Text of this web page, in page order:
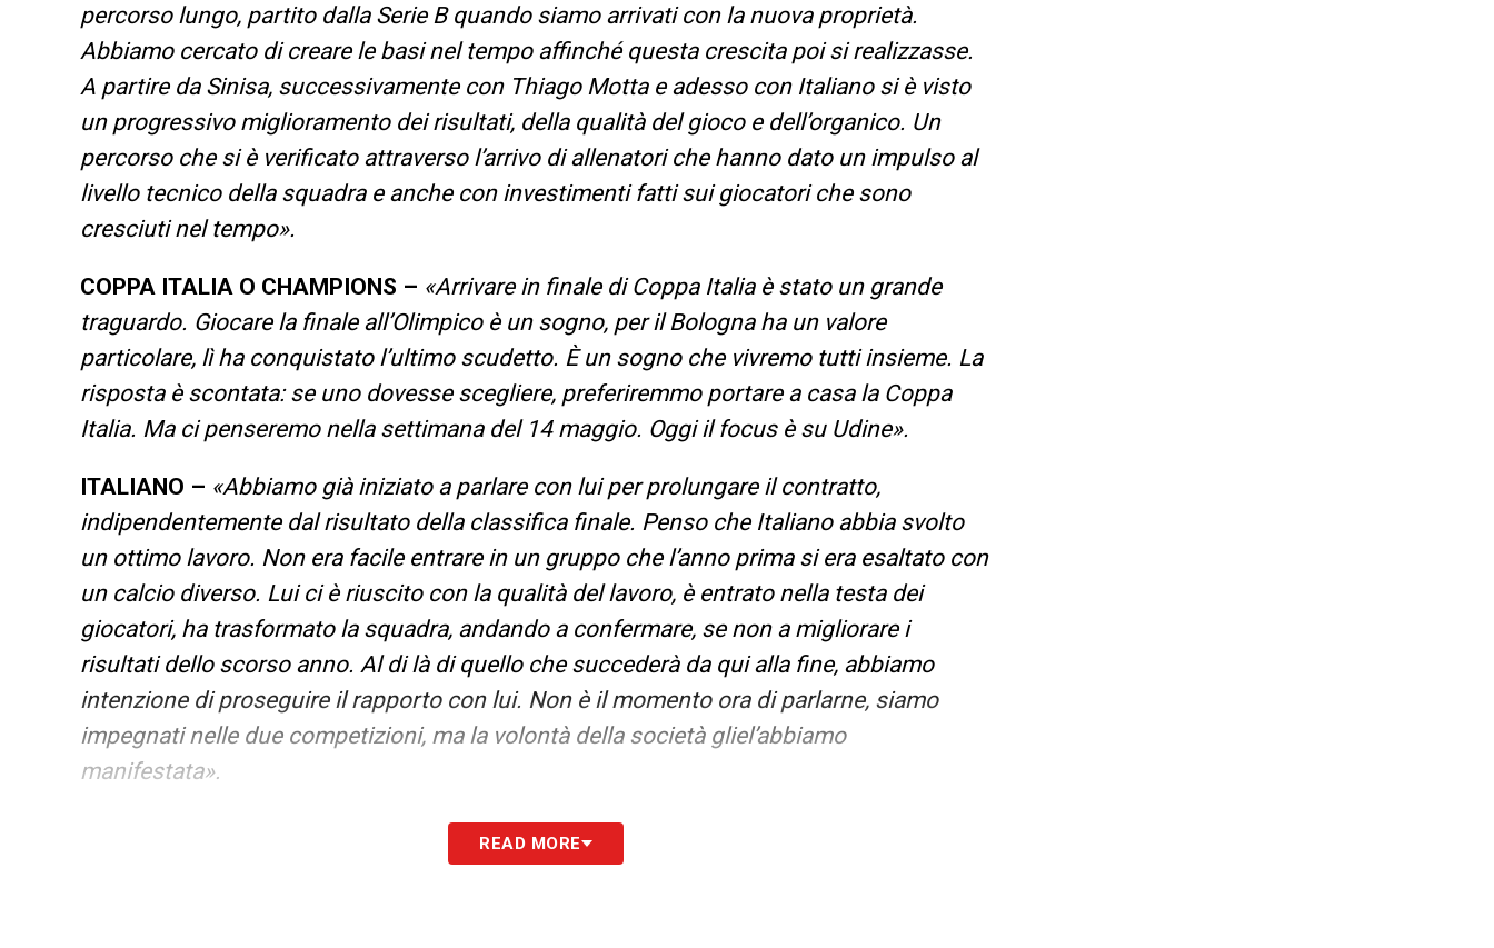
percorso lungo, partito dalla Serie B quando siamo arrivati con la nuova proprietà.
Abbiamo cercato di creare le basi nel tempo affinché questa crescita poi si realizzasse.
A partire da Sinisa, successivamente con Thiago Motta e adesso con Italiano si è visto
un progressivo miglioramento dei risultati, della qualità del gioco e dell’organico. Un
percorso che si è verificato attraverso l’arrivo di allenatori che hanno dato un impulso al
livello tecnico della squadra e anche con investimenti fatti sui giocatori che sono
cresciuti nel tempo».
COPPA ITALIA O CHAMPIONS – «Arrivare in finale di Coppa Italia è stato un grande
traguardo. Giocare la finale all’Olimpico è un sogno, per il Bologna ha un valore
particolare, lì ha conquistato l’ultimo scudetto. È un sogno che vivremo tutti insieme. La
risposta è scontata: se uno dovesse scegliere, preferiremmo portare a casa la Coppa
Italia. Ma ci penseremo nella settimana del 14 maggio. Oggi il focus è su Udine».
ITALIANO – «Abbiamo già iniziato a parlare con lui per prolungare il contratto,
indipendentemente dal risultato della classifica finale. Penso che Italiano abbia svolto
un ottimo lavoro. Non era facile entrare in un gruppo che l’anno prima si era esaltato con
un calcio diverso. Lui ci è riuscito con la qualità del lavoro, è entrato nella testa dei
giocatori, ha trasformato la squadra, andando a confermare, se non a migliorare i
risultati dello scorso anno. Al di là di quello che succederà da qui alla fine, abbiamo
intenzione di proseguire il rapporto con lui. Non è il momento ora di parlarne, siamo
impegnati nelle due competizioni, ma la volontà della società gliel’abbiamo
manifestata».
THIAGO MOTTA ALLAJUVE–«Molto difficile dare una risposta. Dai miei
trent’anni di esperienza come dirigente faccio fatica a entrare nelle dinamiche di un’altra
READ MORE